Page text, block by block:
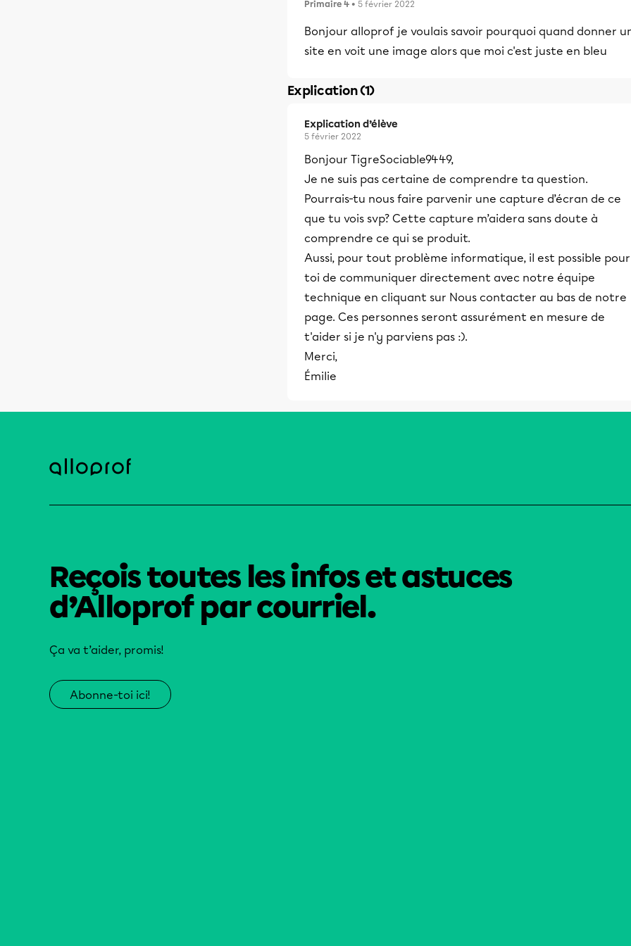
Primaire 4 • 5 février 2022
Bonjour alloprof je voulais savoir pourquoi quand donner
site en voit une image alors que moi c'est juste en bleu
Explication (1)
Explication d’élève
5 février 2022
Bonjour TigreSociable9449,
Je ne suis pas certaine de comprendre ta question.
Pourrais-tu nous faire parvenir une capture d’écran de ce
que tu vois svp? Cette capture m’aidera sans doute à
comprendre ce qui se produit.
Aussi, pour tout problème informatique, il est possible pour
toi de communiquer directement avec notre équipe
technique en cliquant sur Nous contacter au bas de notre
page. Ces personnes seront assurément en mesure de
t'aider si je n'y parviens pas :).
Merci,
Émilie
Reçois toutes les infos et astuces
d’Alloprof par courriel.
Ça va t’aider, promis!
Abonne-toi ici!